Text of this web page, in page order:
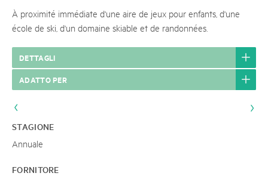
À proximité immédiate d'une aire de jeux pour enfants, d'une
école de ski, d'un domaine skiable et de randonnées.
DETTAGLI
ADATTO PER
STAGIONE
Annuale
FORNITORE